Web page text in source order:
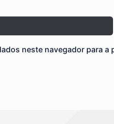
neste navegador para a